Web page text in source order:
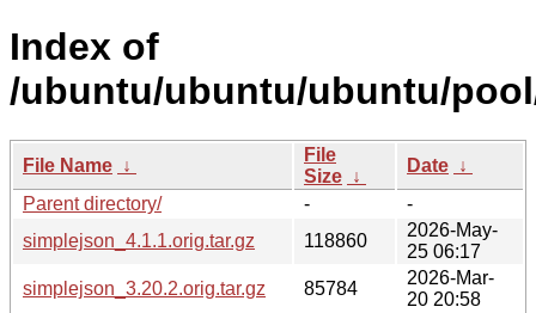
Index of
/ubuntu/ubuntu/ubuntu/
File Name ↓
File
Size ↓
Date ↓
Parent directory/
-
-
simplejson_4.1.1.orig.tar.gz
118860
2026-May-
25 06:17
simplejson_3.20.2.orig.tar.gz
85784
2026-Mar-
20 20:58